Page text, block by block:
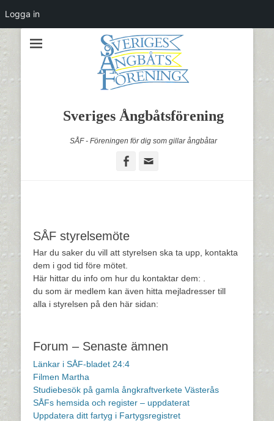
Sveriges Ångbåtsförening
SÅF - Föreningen för dig som gillar ångbåtar
Facebook
SÅF styrelsemöte
Har du saker du vill att styrelsen ska ta upp, kontakta
dem i god tid före mötet.
Här hittar du info om hur du kontaktar dem:
du som är medlem kan även hitta mejladresser till
alla i styrelsen på den här sidan:
Forum – Senaste ämnen
Länkar i SÅF-bladet 24:4
Filmen Martha
Studiebesök på gamla ångkraftverkete Västerås
SÅFs hemsida och register – uppdaterat
Uppdatera ditt fartyg i Fartygsregistret
Logga in